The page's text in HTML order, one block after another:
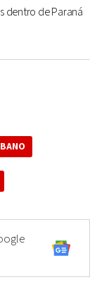
dentro de Paraná